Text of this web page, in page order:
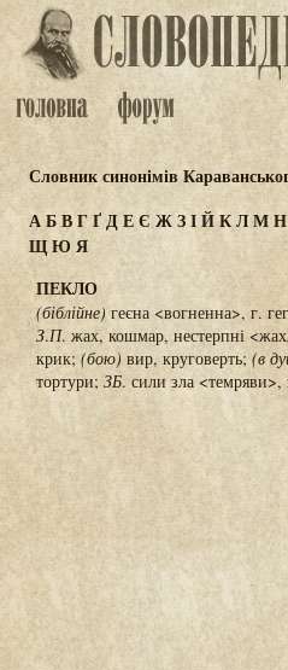
Словник синонімів
АБВГҐДЕЄ ЖЗІЙКЛМН
ЩЮ Я
ПЕКЛО
(біблійне) геєна <вогненна>, г.
З.П. жах, кошмар, нестерпні
крик; (бою) вир, круговерть; (в
тортури; ЗБ. сили зла <темряви>,